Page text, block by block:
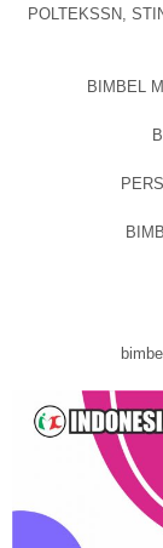
POLTEKSSN,
BIMBEL